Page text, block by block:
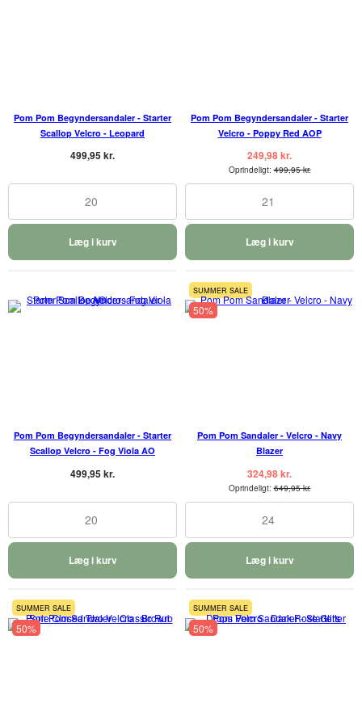
Pom Pom Begyndersandaler - Starter
Scallop Velcro - Leopard
499,95 kr.
20
Læg i kurv
Pom Pom Begyndersandaler - Starter
Velcro - Poppy Red AOP
249,98 kr.
Oprindeligt:499,95 kr.
21
Læg i kurv
Pom Pom Begyndersandaler - Starter
Scallop Velcro - Fog Viola AO
499,95 kr.
20
Læg i kurv
SUMMER SALE
50%
Pom Pom Sandaler - Velcro - Navy
Blazer
324,98 kr.
Oprindeligt:649,95 kr.
24
Læg i kurv
SUMMER SALE
50%
SUMMER SALE
50%